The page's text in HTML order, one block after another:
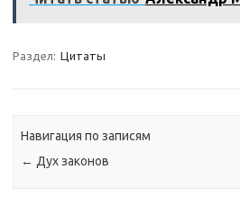
Раздел: Цитаты
Навигация по записям
← Дух законов